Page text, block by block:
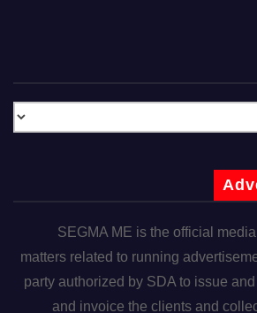
SEGMA ME is the official
matters related to running
party authorized by SDA to issue
and invoice the clients and